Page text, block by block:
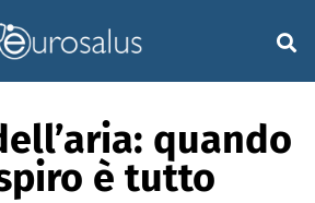
quando
è tutto